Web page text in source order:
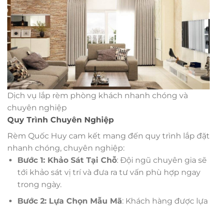
Dịch vụ lắp rèm phòng khách nhanh chóng và
chuyên nghiệp
Quy Trình Chuyên Nghiệp
Rèm Quốc Huy cam kết mang đến quy trình lắp đặt
nhanh chóng, chuyên nghiệp:
Bước 1: Khảo Sát Tại Chỗ: Đội ngũ chuyên gia sẽ
tới khảo sát vị trí và đưa ra tư vấn phù hợp ngay
trong ngày.
Bước 2: Lựa Chọn Mẫu Mã: Khách hàng được lựa